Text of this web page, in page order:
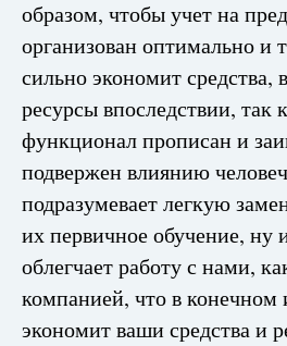
образом, чтобы учет на
организован оптимально и
сильно экономит средства,
ресурсы впоследствии, так
функционал прописан и
подвержен влиянию
подразумевает легкую
их первичное обучение, ну
облегчает работу с нами,
компанией, что в конечном
экономит ваши средства и